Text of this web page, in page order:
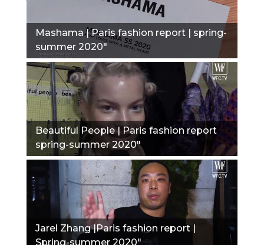
Mashama | Paris fashion report | spring-
summer 2020"
Beautiful People | Paris fashion report
spring-summer 2020"
Jarel Zhang |Paris fashion report |
Spring-summer 2020"